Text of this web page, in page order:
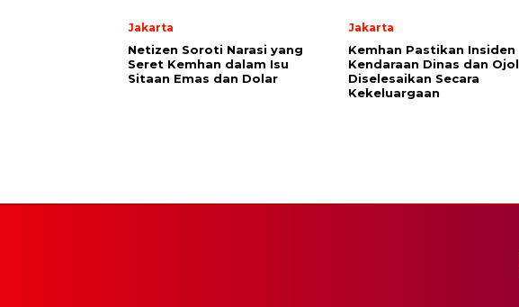
Jakarta
Netizen Soroti Narasi yang
Seret Kemhan dalam Isu
Sitaan Emas dan Dolar
Jakarta
Kemhan Pastikan Insiden
Kendaraan Dinas dan Ojol
Diselesaikan Secara
Kekeluargaan